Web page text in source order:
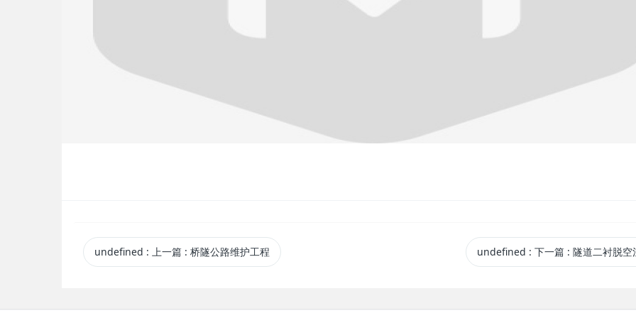
undefined : 上一篇 : 桥隧公路维护工程 undefined : 下一篇 : 隧道二衬脱空